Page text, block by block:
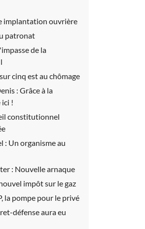
implantation ouvrière
patronat
de la
cinq est au chômage
: Grâce à la
!
constitutionnel
: Un organisme au
: Nouvelle arnaque
impôt sur le gaz
la pompe pour le privé
défense aura eu